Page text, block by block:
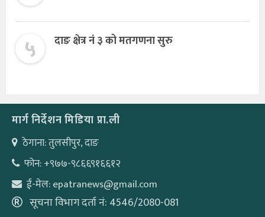
५ दाङ क्षेत्र नं ३ को मतगणना सुरु
मार्ग निर्देशन मिडिया प्रा.ली
ठेगाना: तुलसीपुर, दाङ
फोन: +९७७-९८६६९१६६१२
ई-मेल: epatranews@gmail.com
सूचना विभाग दर्ता नं: 4546/2080-081